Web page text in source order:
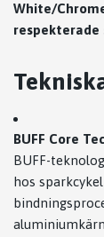
White/
respekterade
BUFF Core
BUFF-
hos